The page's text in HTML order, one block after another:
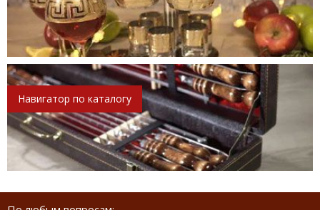
Навигатор по каталогу